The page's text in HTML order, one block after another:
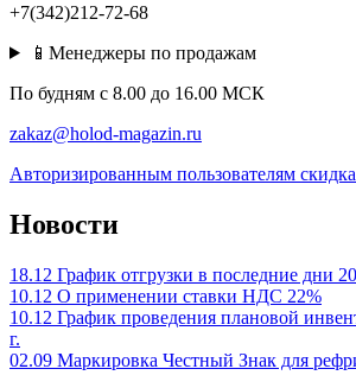
+7(342)212-72-68
📱Менеджеры по продажам
По будням c 8.00 до 16.00 МСК
zakaz@holod-magazin.ru
Авторизированным пользователям
Новости
18.12 График отгрузки в последние дни
10.12 О применении ставки НДС 22%
10.12 График проведения плановой
г.
02.09 Маркировка Честный Знак для